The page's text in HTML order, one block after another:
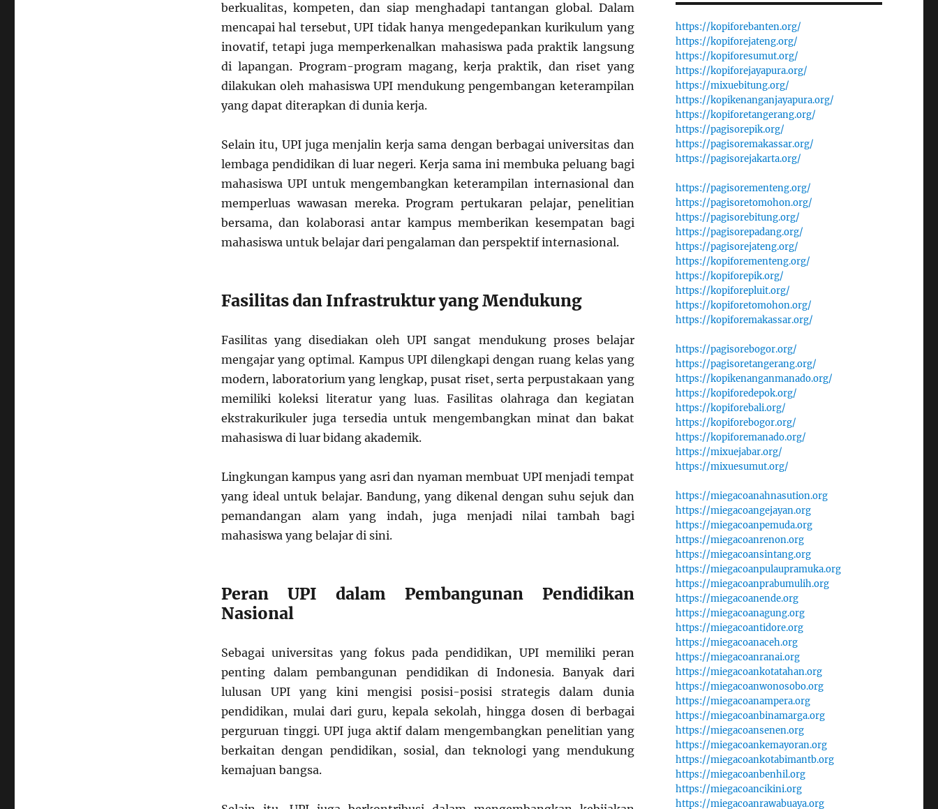
berkualitas, kompeten, dan siap menghadapi tantangan global. Dalam
mencapai hal tersebut, UPI tidak hanya mengedepankan kurikulum yang
inovatif, tetapi juga memperkenalkan mahasiswa pada praktik langsung
di lapangan. Program-program magang, kerja praktik, dan riset yang
dilakukan oleh mahasiswa UPI mendukung pengembangan keterampilan
yang dapat diterapkan di dunia kerja.
Selain itu, UPI juga menjalin kerja sama dengan berbagai universitas dan
lembaga pendidikan di luar negeri. Kerja sama ini membuka peluang bagi
mahasiswa UPI untuk mengembangkan keterampilan internasional dan
memperluas wawasan mereka. Program pertukaran pelajar, penelitian
bersama, dan kolaborasi antar kampus memberikan kesempatan bagi
mahasiswa untuk belajar dari pengalaman dan perspektif internasional.
Fasilitas dan Infrastruktur yang Mendukung
Fasilitas yang disediakan oleh UPI sangat mendukung proses belajar
mengajar yang optimal. Kampus UPI dilengkapi dengan ruang kelas yang
modern, laboratorium yang lengkap, pusat riset, serta perpustakaan yang
memiliki koleksi literatur yang luas. Fasilitas olahraga dan kegiatan
ekstrakurikuler juga tersedia untuk mengembangkan minat dan bakat
mahasiswa di luar bidang akademik.
Lingkungan kampus yang asri dan nyaman membuat UPI menjadi tempat
yang ideal untuk belajar. Bandung, yang dikenal dengan suhu sejuk dan
pemandangan alam yang indah, juga menjadi nilai tambah bagi
mahasiswa yang belajar di sini.
Peran UPI dalam Pembangunan Pendidikan
Nasional
Sebagai universitas yang fokus pada pendidikan, UPI memiliki peran
penting dalam pembangunan pendidikan di Indonesia. Banyak dari
lulusan UPI yang kini mengisi posisi-posisi strategis dalam dunia
pendidikan, mulai dari guru, kepala sekolah, hingga dosen di berbagai
perguruan tinggi. UPI juga aktif dalam mengembangkan penelitian yang
berkaitan dengan pendidikan, sosial, dan teknologi yang mendukung
kemajuan bangsa.
https://kopiforebanten.org/
https://kopiforejateng.org/
https://kopiforesumut.org/
https://kopiforejayapura.org/
https://mixuebitung.org/
https://kopikenanganjayapura.org/
https://kopiforetangerang.org/
https://pagisorepik.org/
https://pagisoremakassar.org/
https://pagisorejakarta.org/
https://pagisorementeng.org/
https://pagisoretomohon.org/
https://pagisorebitung.org/
https://pagisorepadang.org/
https://pagisorejateng.org/
https://kopiforementeng.org/
https://kopiforepik.org/
https://kopiforepluit.org/
https://kopiforetomohon.org/
https://kopiforemakassar.org/
https://pagisorebogor.org/
https://pagisoretangerang.org/
https://kopikenanganmanado.org/
https://kopiforedepok.org/
https://kopiforebali.org/
https://kopiforebogor.org/
https://kopiforemanado.org/
https://mixuejabar.org/
https://mixuesumut.org/
https://miegacoanahnasution.org
https://miegacoangejayan.org
https://miegacoanpemuda.org
https://miegacoanrenon.org
https://miegacoansintang.org
https://miegacoanpulaupramuka.org
https://miegacoanprabumulih.org
https://miegacoanende.org
https://miegacoanagung.org
https://miegacoantidore.org
https://miegacoanaceh.org
https://miegacoanranai.org
https://miegacoankotatahan.org
https://miegacoanwonosobo.org
https://miegacoanampera.org
https://miegacoanbinamarga.org
https://miegacoansenen.org
https://miegacoankemayoran.org
https://miegacoankotabimantb.org
https://miegacoanbenhil.org
https://miegacoancikini.org
https://miegacoanrawabuaya.org